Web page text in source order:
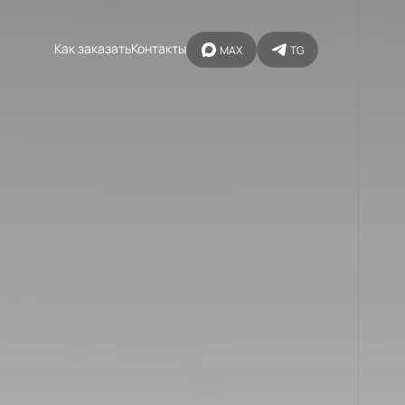
Как заказатьКонтакты MAX TG